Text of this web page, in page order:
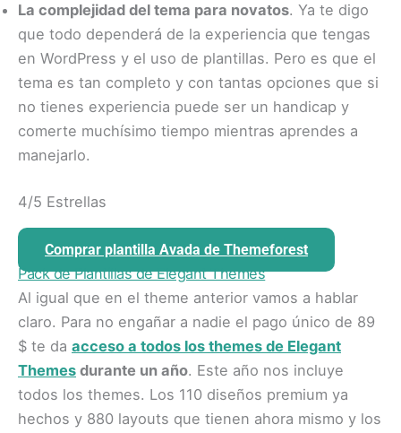
La complejidad del tema para novatos. Ya te digo
que todo dependerá de la experiencia que tengas
en WordPress y el uso de plantillas. Pero es que el
tema es tan completo y con tantas opciones que si
no tienes experiencia puede ser un handicap y
comerte muchísimo tiempo mientras aprendes a
manejarlo.
4/5 Estrellas
Comprar plantilla Avada de Themeforest
Pack de Plantillas de Elegant Themes
Al igual que en el theme anterior vamos a hablar
claro. Para no engañar a nadie el pago único de 89
$ te da acceso a todos los themes de Elegant
Themes durante un año. Este año nos incluye
todos los themes. Los 110 diseños premium ya
hechos y 880 layouts que tienen ahora mismo y los